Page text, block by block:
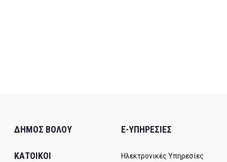
ΔΗΜΟΣ ΒΟΛΟΥ
ΚΑΤΟΙΚΟΙ
E-ΥΠΗΡΕΣΙΕΣ
Ηλεκτρονικές Υπηρεσίες